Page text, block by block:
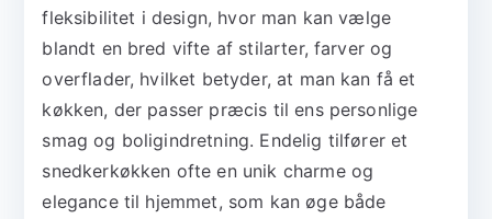
fleksibilitet i design, hvor man kan vælge
blandt en bred vifte af stilarter, farver og
overflader, hvilket betyder, at man kan få et
køkken, der passer præcis til ens personlige
smag og boligindretning. Endelig tilfører et
snedkerkøkken ofte en unik charme og
elegance til hjemmet, som kan øge både